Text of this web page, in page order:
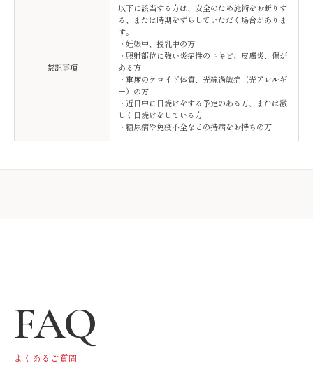
禁記事項
以下に該当する方は、安全のため施術をお断りす
る、または時期をずらしていただく場合がありま
す。
・妊娠中、授乳中の方
・照射部位に強い炎症性のニキビ、皮膚炎、傷が
ある方
・重度のケロイド体質、光線過敏症（光アレルギ
ー）の方
・近日中に日焼けをする予定のある方、または激
しく日焼けをしている方
・糖尿病や免疫不全などの持病をお持ちの方
FAQ
よくあるご質問